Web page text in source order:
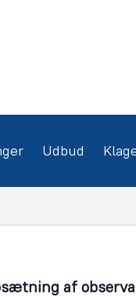
Udbud
af